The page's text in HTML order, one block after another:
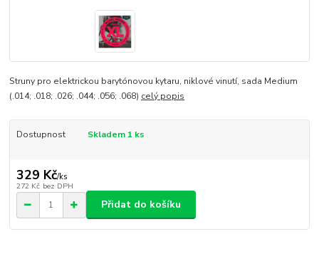
Struny pro elektrickou barytónovou kytaru, niklové vinutí, sada Medium
(.014; .018; .026; .044; .056; .068) celý popis
Dostupnost Skladem 1 ks
329 Kč/ks
272 Kč bez DPH
Přidat do košíku